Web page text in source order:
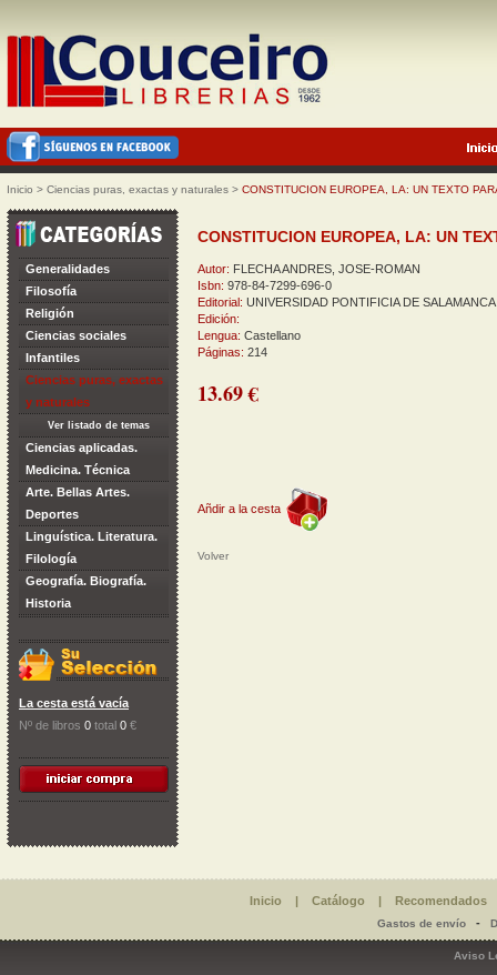
Inicio > Ciencias puras, exactas y naturales > CONSTITUCION EUROPEA, LA: UN TEXTO
Generalidades
Filosofía
Religión
Ciencias sociales
Infantiles
Ciencias puras, exactas
y naturales
Ver listado de temas
Ciencias aplicadas.
Medicina. Técnica
Arte. Bellas Artes.
Deportes
Linguística. Literatura.
Filología
Geografía. Biografía.
Historia
La cesta está vacía
Nº de libros 0 total 0 €
CONSTITUCION EUROPEA, LA: UN
Autor: FLECHA ANDRES, JOSE-ROMAN
Isbn: 978-84-7299-696-0
Editorial: UNIVERSIDAD PONTIFICIA DE SALAMANCA
Edición:
Lengua: Castellano
Páginas: 214
13.69 €
Añdir a la cesta
Volver
Inicio | Catálogo | Recomendados
Gastos de envío-
Aviso